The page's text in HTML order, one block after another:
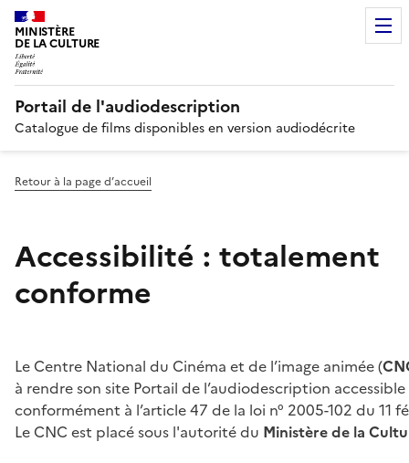
MINISTÈRE
DE LA CULTURE
Portail de l'audiodescription
Catalogue de films disponibles en version audiodécrite
Retour à la page d’accueil
Accessibilité : totalement
conforme
Le Centre National du Cinéma et de l’image animée (
à rendre son site Portail de l’audiodescription accessible
conformément à l’article 47 de la loi n° 2005-102 du 11
Le CNC est placé sous l'autorité du Ministère de la